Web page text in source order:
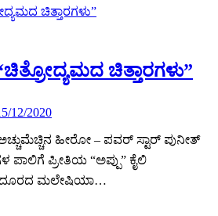
ಚಿತ್ತಾರಗಳು”
12/2020
ಹೀರೋ – ಪವರ್ ಸ್ಟಾರ್ ಪುನೀತ್
ಪ್ರೀತಿಯ “ಅಪ್ಪು” ಕೈಲಿ
ದೂರದ ಮಲೇಷಿಯಾ…